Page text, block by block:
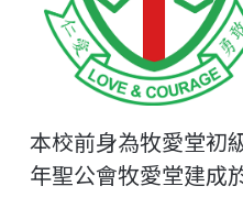
本校前身為牧愛堂初
年聖公會牧愛堂建成